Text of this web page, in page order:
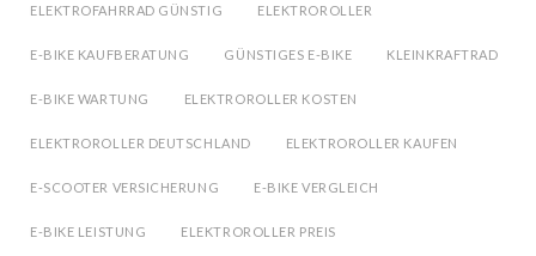
ELEKTROFAHRRAD GÜNSTIG ELEKTROROLLER
E-BIKE KAUFBERATUNG GÜNSTIGES E-BIKE KLEINKRAFTRAD
E-BIKE WARTUNG ELEKTROROLLER KOSTEN
ELEKTROROLLER DEUTSCHLAND ELEKTROROLLER KAUFEN
E-SCOOTER VERSICHERUNG E-BIKE VERGLEICH
E-BIKE LEISTUNG ELEKTROROLLER PREIS